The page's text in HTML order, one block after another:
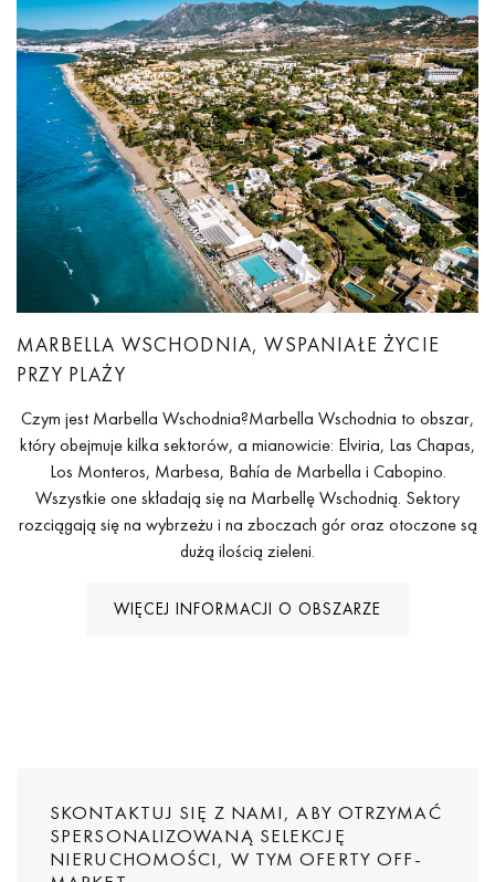
MARBELLA WSCHODNIA, WSPANIAŁE ŻYCIE
PRZY PLAŻY
Czym jest Marbella Wschodnia?Marbella Wschodnia to obszar,
który obejmuje kilka sektorów, a mianowicie: Elviria, Las Chapas,
Los Monteros, Marbesa, Bahía de Marbella i Cabopino.
Wszystkie one składają się na Marbellę Wschodnią. Sektory
rozciągają się na wybrzeżu i na zboczach gór oraz otoczone są
dużą ilością zieleni.
WIĘCEJ INFORMACJI O OBSZARZE
SKONTAKTUJ SIĘ Z NAMI, ABY OTRZYMAĆ
SPERSONALIZOWANĄ SELEKCJĘ
NIERUCHOMOŚCI, W TYM OFERTY OFF-